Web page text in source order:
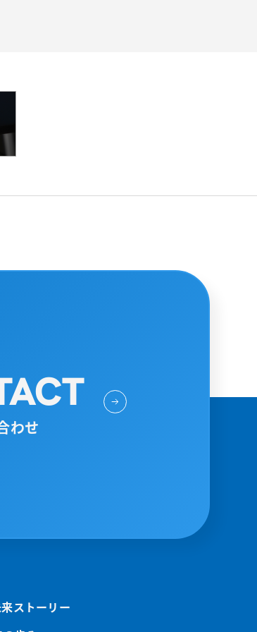
わせ
来ストーリー